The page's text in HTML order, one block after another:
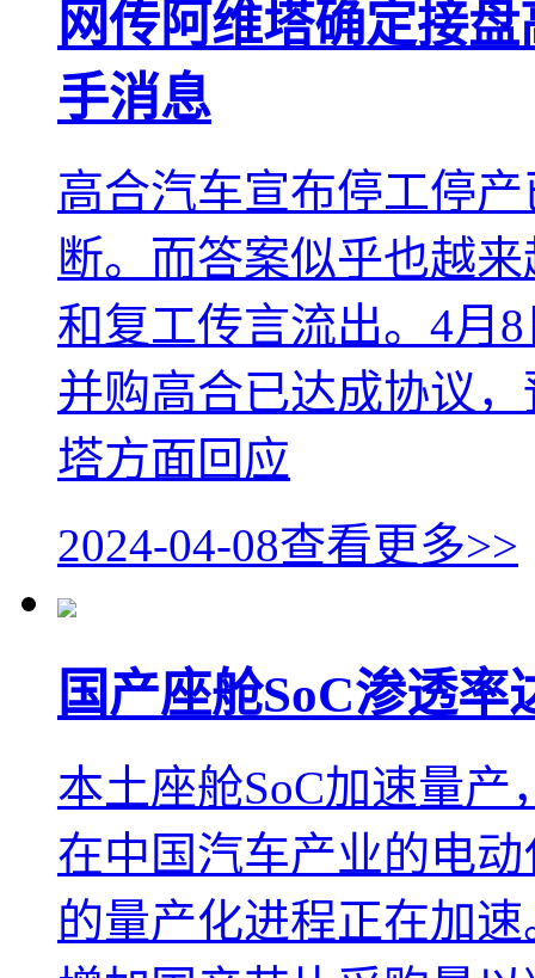
网传阿维塔确定接
手消息
高合汽车宣布停工停
断。而答案似乎也越
和复工传言流出。4月
并购高合已达成协议
塔方面回应
2024-04-08查看更多>>
国产座舱SoC渗透
本土座舱SoC加速量产
在中国汽车产业的电
的量产化进程正在加